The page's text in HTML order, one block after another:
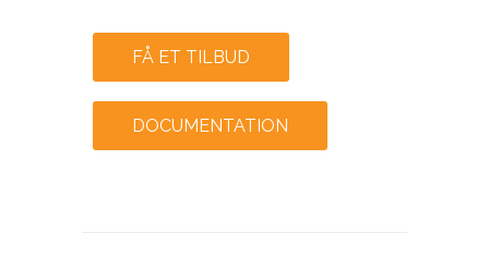
FÅ ET TILBUD
DOCUMENTATION